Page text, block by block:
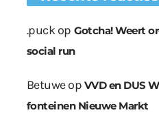
.puckop Gotcha! Weert
social run
Betuweop VVD en DUS
fonteinen Nieuwe Markt